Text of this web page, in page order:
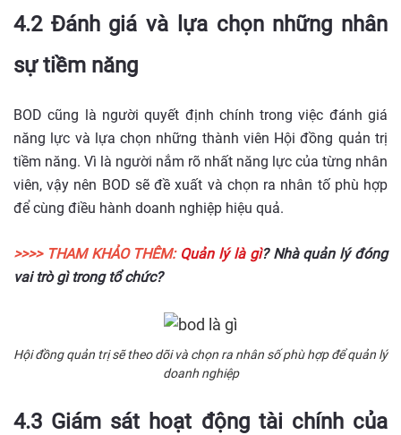
4.2 Đánh giá và lựa chọn những nhân
sự tiềm năng
BOD cũng là người quyết định chính trong việc đánh giá
năng lực và lựa chọn những thành viên Hội đồng quản trị
tiềm năng. Vì là người nắm rõ nhất năng lực của từng nhân
viên, vậy nên BOD sẽ đề xuất và chọn ra nhân tố phù hợp
để cùng điều hành doanh nghiệp hiệu quả.
>>>> THAM KHẢO THÊM: Quản lý là gì? Nhà quản lý đóng
vai trò gì trong tổ chức?
Hội đồng quản trị sẽ theo dõi và chọn ra nhân số phù hợp để quản lý
doanh nghiệp
4.3 Giám sát hoạt động tài chính của